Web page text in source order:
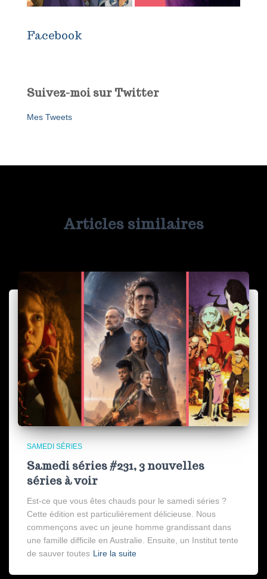
Facebook
Suivez-moi sur Twitter
Mes Tweets
Articles similaires
SAMEDI SÉRIES
Samedi séries #231, 3 nouvelles
séries à voir
Est-ce que vous êtes chauds pour le samedi séries ?
Cette édition est particulièrement délicieuse. Nous
commençons avec un jeune homme grandissant dans
une famille difficile en Australie. Ensuite, un Institut tente
de sauver toutes Lire la suite